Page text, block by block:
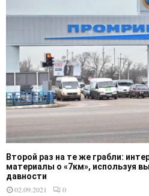
Второй раз на те же грабли:
материалы о «7км», используя
давности
02.09.2021
0